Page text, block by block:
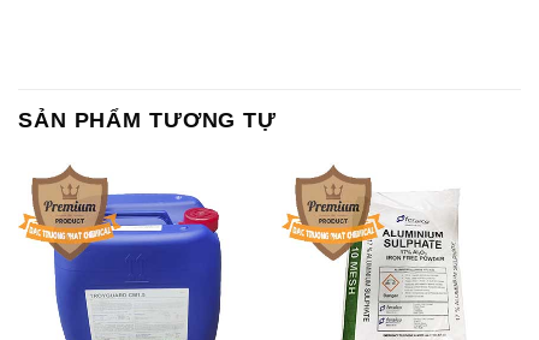
SẢN PHẨM TƯƠNG TỰ